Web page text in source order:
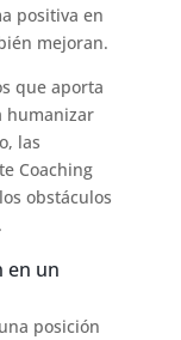
positiva en
mejoran.
que aporta
humanizar
las
Coaching
obstáculos
en un
posición